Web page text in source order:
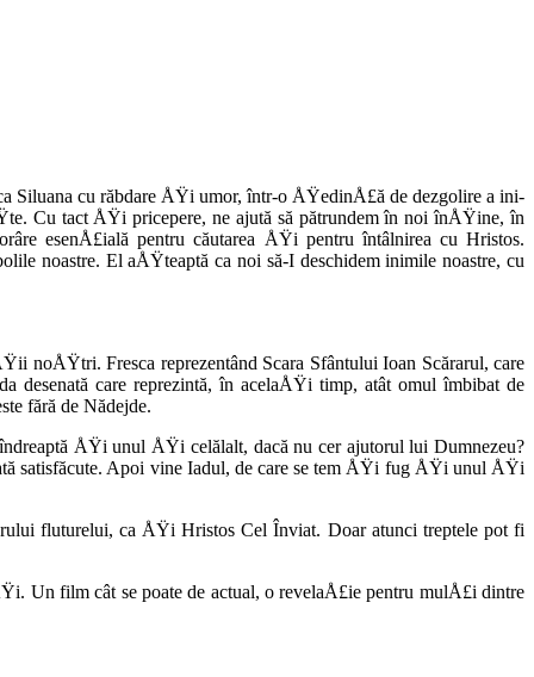
Siluana cu răbdare ÅŸi umor, într-o ÅŸedinÅ£ă de dezgolire a ini­
Cu tact ÅŸi pricepere, ne aju­tă să pătrundem în noi înÅŸine, în
esenÅ£i­ală pentru căuta­rea ÅŸi pentru întâlnirea cu Hristos.
noastre. El aÅŸteaptă ca noi să-I deschidem inimile noastre, cu
noÅŸtri. Fresca repre­zentând Scara Sfântului Ioan Scărarul, care
desenată care reprezintă, în ace­laÅŸi timp, atât omul îmbibat de
fără de Nădejde.
ÅŸi unul ÅŸi celălalt, dacă nu cer ajutorul lui Dumnezeu?
satisfăcute. Apoi vine Iadul, de care se tem ÅŸi fug ÅŸi unul ÅŸi
fluturelui, ca ÅŸi Hristos Cel Înviat. Doar atunci treptele pot fi
Un film cât se poate de actual, o re­velaÅ£ie pentru mulÅ£i dintre